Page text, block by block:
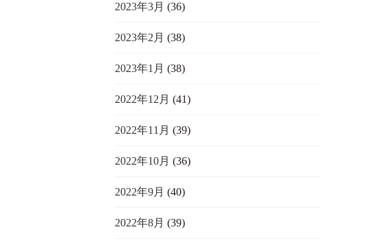
2023年3月 (36)
2023年2月 (38)
2023年1月 (38)
2022年12月 (41)
2022年11月 (39)
2022年10月 (36)
2022年9月 (40)
2022年8月 (39)